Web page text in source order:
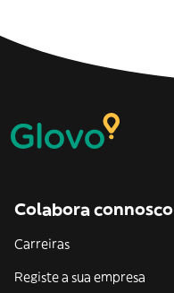
Colabora connosco
Carreiras
Registe a sua empresa